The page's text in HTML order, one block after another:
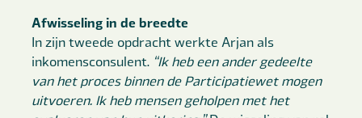
Afwisseling in de breedte
In zijn tweede opdracht werkte Arjan als
inkomensconsulent. “Ik heb een ander gedeelte
van het proces binnen de Participatiewet mogen
uitvoeren. Ik heb mensen geholpen met het